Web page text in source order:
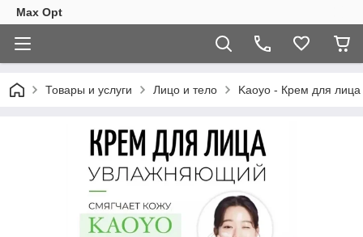
Max Opt
Товары и услуги Лицо и тело Kaoyo - Крем для лица